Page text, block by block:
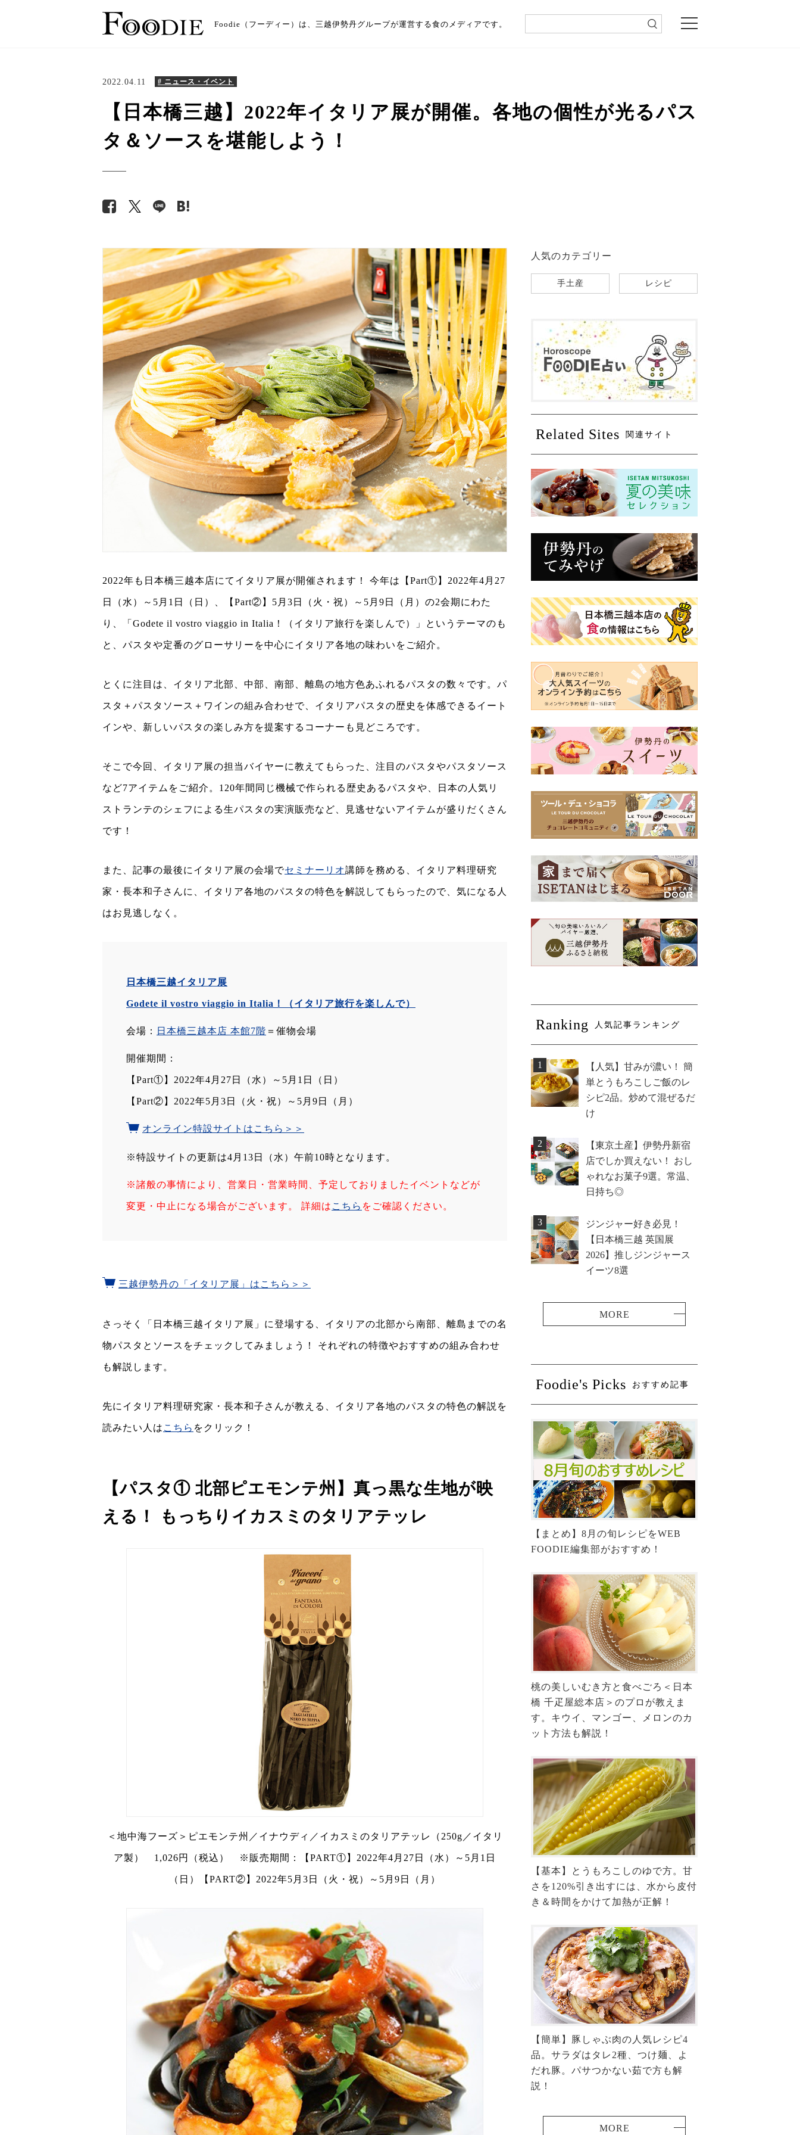
Foodie（フーディー）は、三越伊勢丹グループが運営する食のメディアです。
2022.04.11 # ニュース・イベント
【日本橋三越】2022年イタリア展が開催。各地の個性が光るパス
タ＆ソースを堪能しよう！
2022年も日本橋三越本店にてイタリア展が開催されます！ 今年は【Part①】2022年4月27
日（水）～5月1日（日）、【Part②】5月3日（火・祝）～5月9日（月）の2会期にわた
り、「Godete il vostro viaggio in Italia！（イタリア旅行を楽しんで）」というテーマのも
と、パスタや定番のグローサリーを中心にイタリア各地の味わいをご紹介。
とくに注目は、イタリア北部、中部、南部、離島の地方色あふれるパスタの数々です。パ
スタ＋パスタソース＋ワインの組み合わせで、イタリアパスタの歴史を体感できるイート
インや、新しいパスタの楽しみ方を提案するコーナーも見どころです。
そこで今回、イタリア展の担当バイヤーに教えてもらった、注目のパスタやパスタソース
など7アイテムをご紹介。120年間同じ機械で作られる歴史あるパスタや、日本の人気リ
ストランテのシェフによる生パスタの実演販売など、見逃せないアイテムが盛りだくさん
です！
また、記事の最後にイタリア展の会場でセミナーリオ講師を務める、イタリア料理研究
家・長本和子さんに、イタリア各地のパスタの特色を解説してもらったので、気になる人
はお見逃しなく。
日本橋三越イタリア展
Godete il vostro viaggio in Italia！ （イタリア旅行を楽しんで）
会場： 日本橋三越本店 本館7階 ＝催物会場
開催期間：
【Part①】2022年4月27日（水）～5月1日（日）
【Part②】2022年5月3日（火・祝）～5月9日（月）
オンライン特設サイトはこちら＞＞
※特設サイトの更新は4月13日（水）午前10時となります。
※諸般の事情により、営業日・営業時間、予定しておりましたイベントなどが
変更・中止になる場合がございます。 詳細は こちら をご確認ください。
三越伊勢丹の「イタリア展」はこちら＞＞
さっそく「日本橋三越イタリア展」に登場する、イタリアの北部から南部、離島までの名
物パスタとソースをチェックしてみましょう！ それぞれの特徴やおすすめの組み合わせ
も解説します。
先にイタリア料理研究家・長本和子さんが教える、イタリア各地のパスタの特色の解説を
読みたい人は こちら をクリック！
【パスタ① 北部ピエモンテ州】真っ黒な生地が映
える！ もっちりイカスミのタリアテッレ
＜地中海フーズ＞ピエモンテ州／イナウディ／イカスミのタリアテッレ（250g／イタリ
ア製） 1,026円（税込） ※販売期間：【PART①】2022年4月27日（水）～5月1日
（日）【PART②】2022年5月3日（火・祝）～5月9日（月）
人気のカテゴリー
手土産 レシピ
Related Sites 関連サイト
Ranking 人気記事ランキング
1
【人気】甘みが濃い！ 簡
単とうもろこしご飯のレ
シピ2品。炒めて混ぜるだ
け
2
【東京土産】伊勢丹新宿
店でしか買えない！ おし
ゃれなお菓子9選。常温、
日持ち◎
3
ジンジャー好き必見！
【日本橋三越 英国展
2026】推しジンジャース
イーツ8選
Foodie's Picks おすすめ記事
【まとめ】8月の旬レシピをWEB
FOODIE編集部がおすすめ！
桃の美しいむき方と食べごろ＜日本
橋 千疋屋総本店＞のプロが教えま
す。キウイ、マンゴー、メロンのカ
ット方法も解説！
【基本】とうもろこしのゆで方。甘
さを120%引き出すには、水から皮付
き＆時間をかけて加熱が正解！
【簡単】豚しゃぶ肉の人気レシピ4
品。サラダはタレ2種、つけ麺、よ
だれ豚。パサつかない茹で方も解
説！
MORE